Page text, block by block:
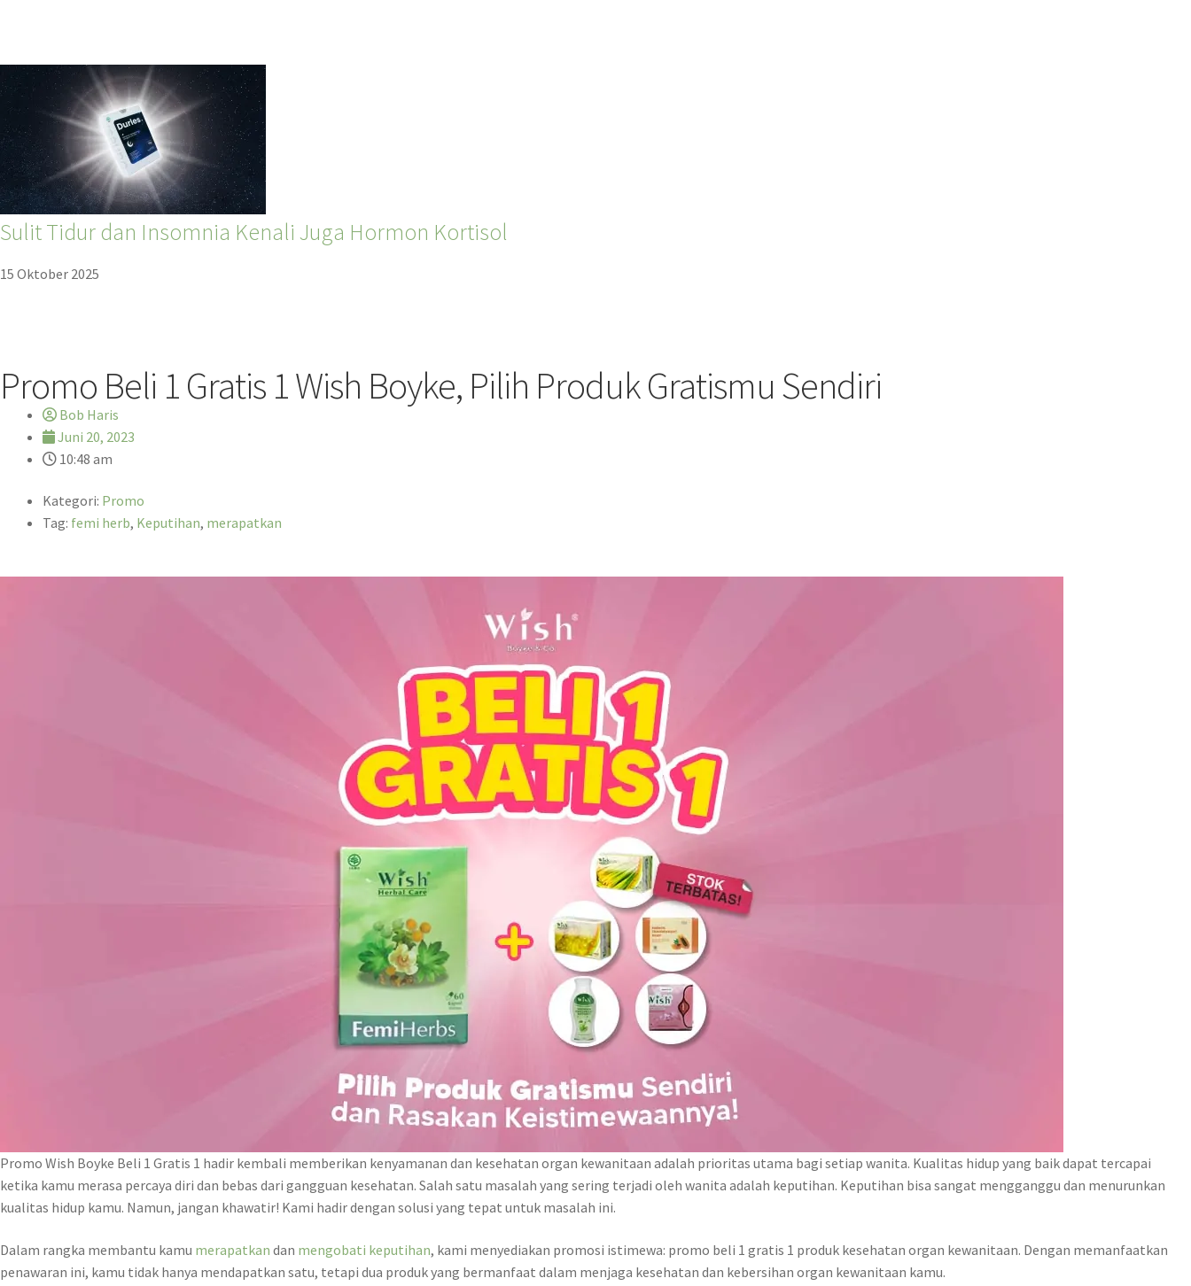
Sulit Tidur dan Insomnia Kenali Juga Hormon Kortisol
15 Oktober 2025
Promo Beli 1 Gratis 1 Wish Boyke, Pilih Produk Gratismu Sendiri
Bob Haris
Juni 20, 2023
10:48 am
Kategori: Promo
Tag: femi herb, Keputihan, merapatkan
Promo Wish Boyke Beli 1 Gratis 1 hadir kembali memberikan kenyamanan dan kesehatan organ kewanitaan adalah prioritas utama bagi setiap wanita. Kualitas hidup yang baik dapat tercapai
ketika kamu merasa percaya diri dan bebas dari gangguan kesehatan. Salah satu masalah yang sering terjadi oleh wanita adalah keputihan. Keputihan bisa sangat mengganggu dan menurunkan
kualitas hidup kamu. Namun, jangan khawatir! Kami hadir dengan solusi yang tepat untuk masalah ini.
Dalam rangka membantu kamu merapatkan dan mengobati keputihan, kami menyediakan promosi istimewa: promo beli 1 gratis 1 produk kesehatan organ kewanitaan. Dengan memanfaatkan
penawaran ini, kamu tidak hanya mendapatkan satu, tetapi dua produk yang bermanfaat dalam menjaga kesehatan dan kebersihan organ kewanitaan kamu.